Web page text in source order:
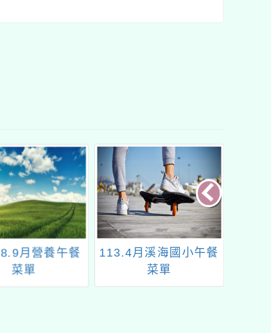
月營養午餐
菜單
113.4月溪海國小午餐
菜單